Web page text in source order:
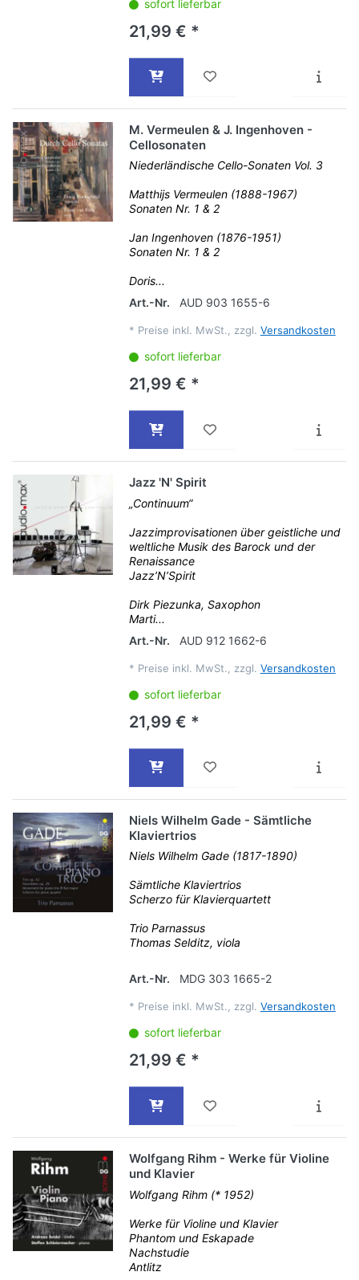
sofort lieferbar
21,99 € *
M. Vermeulen & J. Ingenhoven -
Cellosonaten
Niederländische Cello-Sonaten Vol. 3
Matthijs Vermeulen (1888-1967)
Sonaten Nr. 1 & 2
Jan Ingenhoven (1876-1951)
Sonaten Nr. 1 & 2
Doris...
Art.-Nr.
AUD 903 1655-6
* Preise inkl. MwSt., zzgl. Versandkosten
sofort lieferbar
21,99 € *
Jazz 'N' Spirit
„Continuum“
Jazzimprovisationen über geistliche und
weltliche Musik des Barock und der
Renaissance
Jazz’N’Spirit
Dirk Piezunka, Saxophon
Marti...
Art.-Nr.
AUD 912 1662-6
* Preise inkl. MwSt., zzgl. Versandkosten
sofort lieferbar
21,99 € *
Niels Wilhelm Gade - Sämtliche
Klaviertrios
Niels Wilhelm Gade (1817-1890)
Sämtliche Klaviertrios
Scherzo für Klavierquartett
Trio Parnassus
Thomas Selditz, viola
Art.-Nr. MDG 303 1665-2
* Preise inkl. MwSt., zzgl. Versandkosten
sofort lieferbar
21,99 € *
Wolfgang Rihm - Werke für Violine
und Klavier
Wolfgang Rihm (* 1952)
Werke für Violine und Klavier
Phantom und Eskapade
Nachstudie
Antlitz